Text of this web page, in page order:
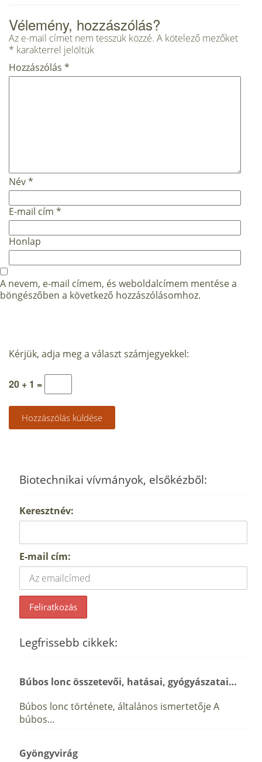
Vélemény, hozzászólás?
Az e-mail címet nem tesszük közzé. A kötelező mezőket
* karakterrel jelöltük
Hozzászólás *
Név*
E-mail cím *
Honlap
A nevem, e-mail címem, és weboldalcímem mentése a
böngészőben a következő hozzászólásomhoz.
Kérjük, adja meg a választ számjegyekkel:
20 + 1 =
Biotechnikai vívmányok, elsőkézből:
Keresztnév:
E-mail cím:
Legfrissebb cikkek:
Búbos lonc összetevői, hatásai, gyógyászatai…
Búbos lonc története, általános ismertetője A
búbos…
Gyöngyvirág